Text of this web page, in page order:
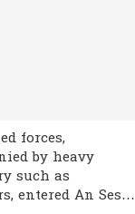
forces,
by heavy
such as
entered An Ses…